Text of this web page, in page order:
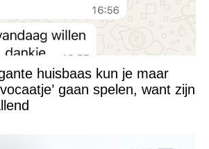
huisbaas kun je maar
gaan spelen, want zijn